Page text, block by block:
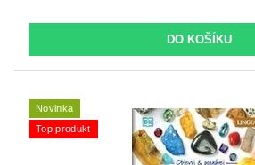
Novinka
Top produkt